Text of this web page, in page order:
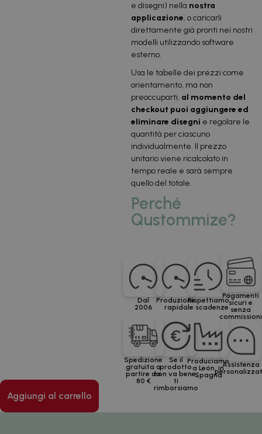
e disegni) nella nostra
applicazione, o caricarli
direttamente già pronti nei nostri
modelli utilizzando software
esterno.
Usa le tabelle dei prezzi come
orientamento, ma non
preoccuparti, al momento del
checkout puoi aggiungere ed
eliminare disegni e regolare le
quantità per ciascuno
individualmente. Il prezzo
unitario viene ricalcolato in
tempo reale e sarà sempre
quello del totale.
Perché
Qustommize?
Dal
2006
Produzione
rapida
Rispettiamo
le scadenze
Pagamenti
sicuri e
senza
commissioni
Spedizione
gratuita a
partire da
80 €
Se il
prodotto
non va bene,
ti
rimborsiamo
Produciamo
a León, in
Spagna
Assistenza
Aggiungi al carrello